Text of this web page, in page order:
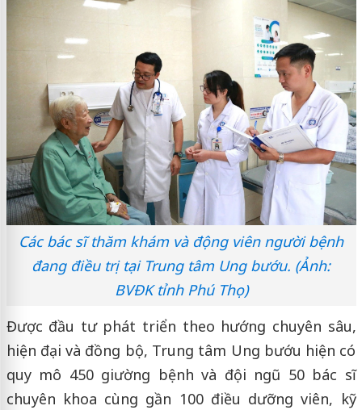
Các bác sĩ thăm khám và động viên người bệnh
đang điều trị tại Trung tâm Ung bướu. (Ảnh:
BVĐK tỉnh Phú Thọ)
Được đầu tư phát triển theo hướng chuyên sâu,
hiện đại và đồng bộ, Trung tâm Ung bướu hiện có
quy mô 450 giường bệnh và đội ngũ 50 bác sĩ
chuyên khoa cùng gần 100 điều dưỡng viên, kỹ